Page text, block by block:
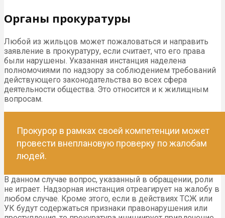
Органы прокуратуры
Любой из жильцов может пожаловаться и направить
заявление в прокуратуру, если считает, что его права
были нарушены. Указанная инстанция наделена
полномочиями по надзору за соблюдением требований
действующего законодательства во всех сфера
деятельности общества. Это относится и к жилищным
вопросам.
Прокурор в рамках своей компетенции может
провести внеплановую проверку по жалобам
людей.
В данном случае вопрос, указанный в обращении, роли
не играет. Надзорная инстанция отреагирует на жалобу в
любом случае. Кроме этого, если в действиях ТСЖ или
УК будут содержаться признаки правонарушения или